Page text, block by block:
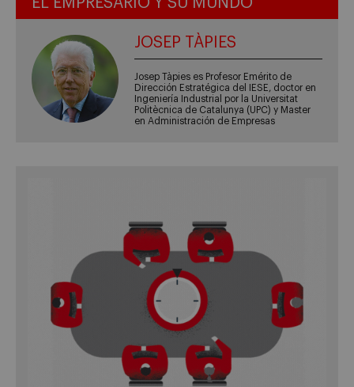
JOSEP TÀPIES
Josep Tàpies es Profesor Emérito de
Dirección Estratégica del IESE, doctor en
Ingeniería Industrial por la Universitat
Politècnica de Catalunya (UPC) y Master
en Administración de Empresas